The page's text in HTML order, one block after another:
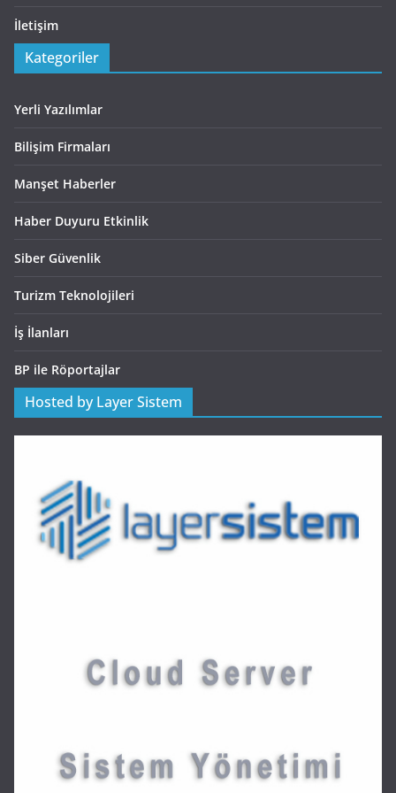
İletişim
Kategoriler
Yerli Yazılımlar
Bilişim Firmaları
Manşet Haberler
Haber Duyuru Etkinlik
Siber Güvenlik
Turizm Teknolojileri
İş İlanları
BP ile Röportajlar
Hosted by Layer Sistem